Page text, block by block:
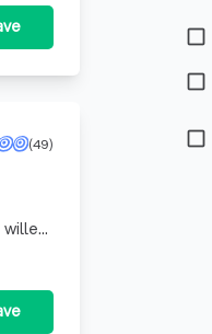
(49)
check_box_outline_blank
check_box_outline_blank
check_box_outline_blank